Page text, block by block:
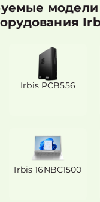
модели
Irbis PCB556
Irbis 16NBC1500